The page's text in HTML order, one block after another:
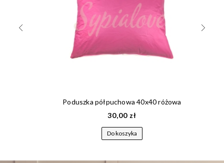
Poduszka półpuchowa 40x40 różowa
30,00 zł
Do koszyka